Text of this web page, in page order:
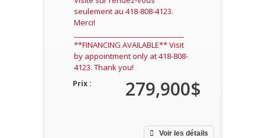
seulement au 418-808-4123.
Merci!
**FINANCING AVAILABLE** Visit
by appointment only at 418-808-
4123. Thank you!
Voir les détails
Prix : 279,900$